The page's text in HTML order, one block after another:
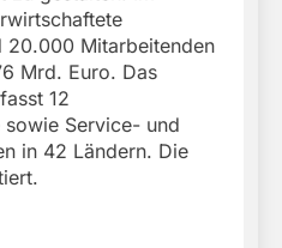
20.000 Mitarbeitenden
Mrd. Euro. Das
12
Service- und
in 42 Ländern. Die